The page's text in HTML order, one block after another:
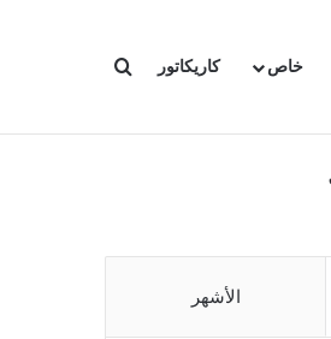
خاص كاريكاتور بحث عن
الأشهر